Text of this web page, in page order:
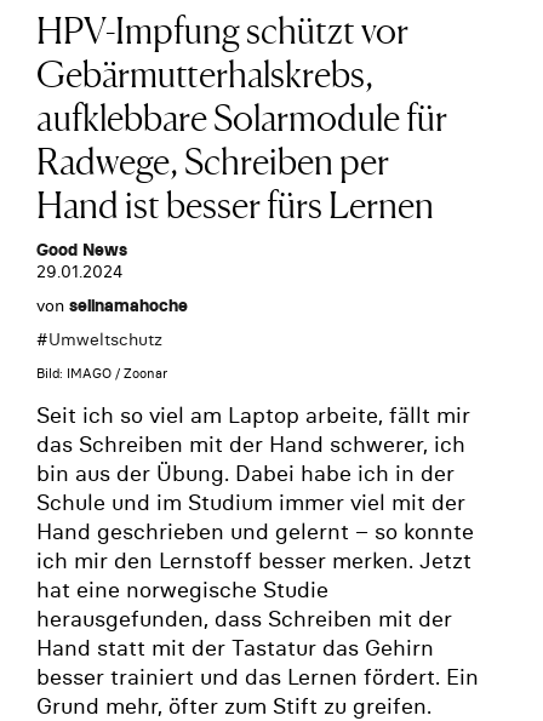
HPV-Impfung schützt vor
Gebärmutterhalskrebs,
aufklebbare Solarmodule für
Radwege, Schreiben per
Hand ist besser fürs Lernen
Good News
29.01.2024
von selinamahoche
#Umweltschutz
Bild: IMAGO / Zoonar
Seit ich so viel am Laptop arbeite, fällt mir
das Schreiben mit der Hand schwerer, ich
bin aus der Übung. Dabei habe ich in der
Schule und im Studium immer viel mit der
Hand geschrieben und gelernt – so konnte
ich mir den Lernstoff besser merken. Jetzt
hat eine norwegische Studie
herausgefunden, dass Schreiben mit der
Hand statt mit der Tastatur das Gehirn
besser trainiert und das Lernen fördert. Ein
Grund mehr, öfter zum Stift zu greifen.